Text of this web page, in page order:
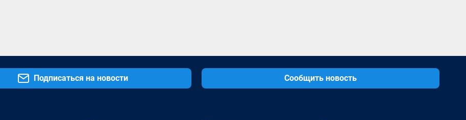
Подписаться на новости Сообщить новость